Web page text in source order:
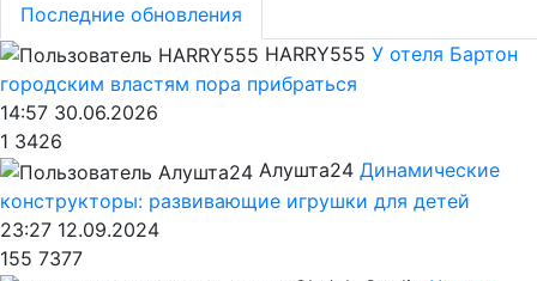
Последние обновления
HARRY555 У отеля Бартон
городским властям пора прибраться
14:57 30.06.2026
1 3426
Алушта24 Динамические
конструкторы: развивающие игрушки для детей
23:27 12.09.2024
155 7377